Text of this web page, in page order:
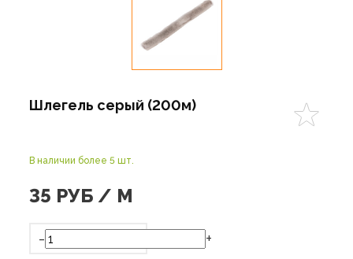
Шлегель серый (200м)
В наличии более 5 шт.
35 РУБ / М
- +